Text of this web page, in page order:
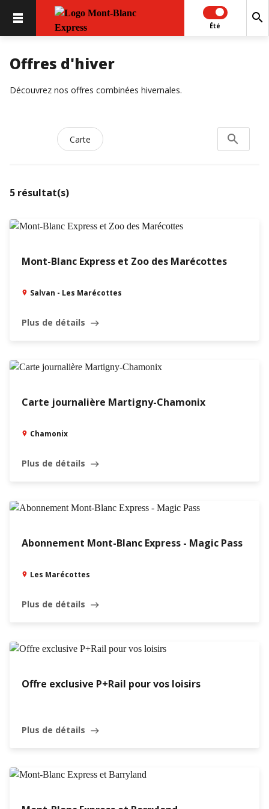
Été
search
Offres d'hiver
Découvrez nos offres combinées hivernales.
search
Carte
5 résultat(s)
Mont-Blanc Express et Zoo des Marécottes
Salvan - Les Marécottes
Plus de détails east
Carte journalière Martigny-Chamonix
Chamonix
Plus de détails east
Abonnement Mont-Blanc Express - Magic Pass
Les Marécottes
Plus de détails east
Offre exclusive P+Rail pour vos loisirs
Plus de détails east